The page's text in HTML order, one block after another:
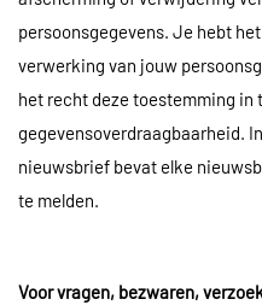
persoonsgegevens. Je hebt
verwerking van jouw
het recht deze toestemming in
gegevensoverdraagbaarheid.
nieuwsbrief bevat elke
te melden.
Voor vragen, bezwaren,